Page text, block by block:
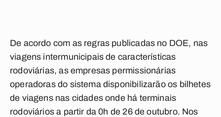
De acordo com as regras publicadas no DOE, nas
viagens intermunicipais de características
rodoviárias, as empresas permissionárias
operadoras do sistema disponibilizarão os bilhetes
de viagens nas cidades onde há terminais
rodoviários a partir da 0h de 26 de outubro. Nos